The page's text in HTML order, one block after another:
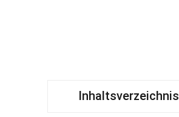
Inhaltsverzeichnis